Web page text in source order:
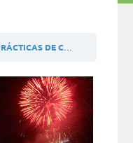
DE COMUNICACIÓN